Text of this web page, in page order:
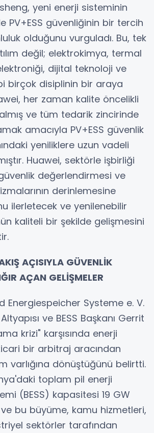
yeni enerji sisteminin
PV+ESS güvenliğinin bir tercih
olduğunu vurguladı. Bu, tek
değil; elektrokimya, termal
dijital teknoloji ve
birçok disiplinin bir araya
her zaman kalite öncelikli
ve tüm tedarik zincirinde
amacıyla PV+ESS güvenlik
yeniliklere uzun vadeli
Huawei, sektörle işbirliği
değerlendirmesi ve
derinlemesine
ilerletecek ve yenilenebilir
kaliteli bir şekilde gelişmesini
AÇISIYLA GÜVENLİK
AÇAN GELİŞMELER
Energiespeicher Systeme e. V.
ve BESS Başkanı Gerrit
krizi" karşısında enerji
bir arbitraj aracından
varlığına dönüştüğünü belirtti.
toplam pil enerji
(BESS) kapasitesi 19 GW
bu büyüme, kamu hizmetleri,
sektörler tarafından